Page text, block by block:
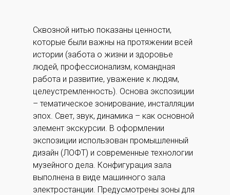
Сквозной нитью показаны ценности,
которые были важны на протяжении всей
истории (забота о жизни и здоровье
людей, профессионализм, командная
работа и развитие, уважение к людям,
целеустремленность). Основа экспозиции
– тематическое зонирование, инсталляции
эпох. Свет, звук, динамика – как основной
элемент экскурсии. В оформлении
экспозиции использован промышленный
дизайн (ЛОФТ) и современные технологии
музейного дела. Конфигурация зала
выполнена в виде машинного зала
электростанции. Предусмотрены зоны для